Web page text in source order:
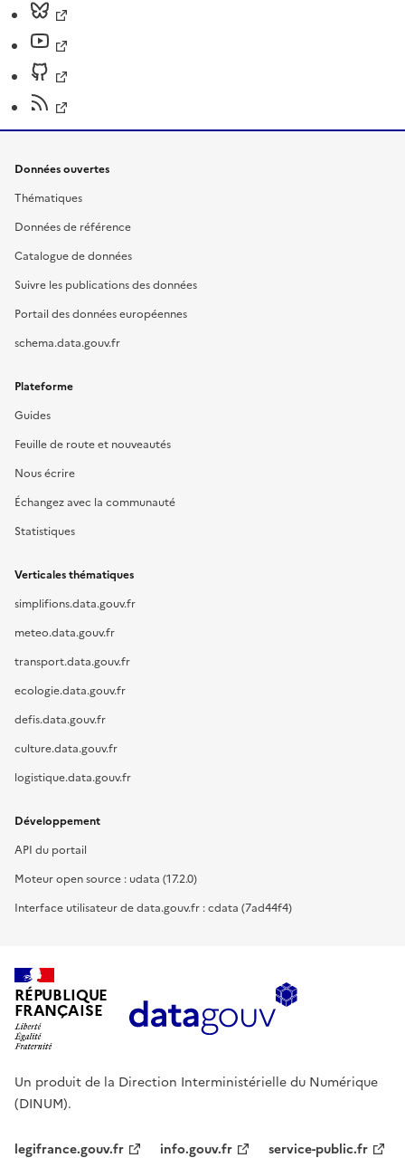
Données ouvertes
Thématiques
Données de référence
Catalogue de données
Suivre les publications des données
Portail des données européennes
schema.data.gouv.fr
Plateforme
Guides
Feuille de route et nouveautés
Nous écrire
Échangez avec la communauté
Statistiques
Verticales thématiques
simplifions.data.gouv.fr
meteo.data.gouv.fr
transport.data.gouv.fr
ecologie.data.gouv.fr
defis.data.gouv.fr
culture.data.gouv.fr
logistique.data.gouv.fr
Développement
API du portail
Moteur open source : udata (17.2.0)
Interface utilisateur de data.gouv.fr : cdata (7ad44f4)
RÉPUBLIQUE
FRANÇAISE
Un produit de la Direction Interministérielle du Numérique
(DINUM).
legifrance.gouv.fr info.gouv.fr service-public.fr